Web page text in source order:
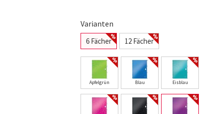
Varianten
6 Fächer 12 Fächer
Apfelgrün Blau Eisblau